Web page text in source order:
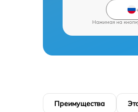
Нажимая на
Преимущества